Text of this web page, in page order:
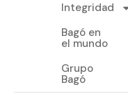
Integridad
Bagó en
el mundo
Grupo
Bagó